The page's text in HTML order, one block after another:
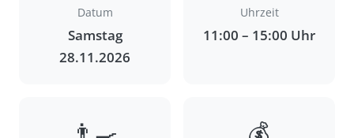
Datum
Samstag
28.11.2026
Uhrzeit
11:00 – 15:00 Uhr
👨‍🍳 💰